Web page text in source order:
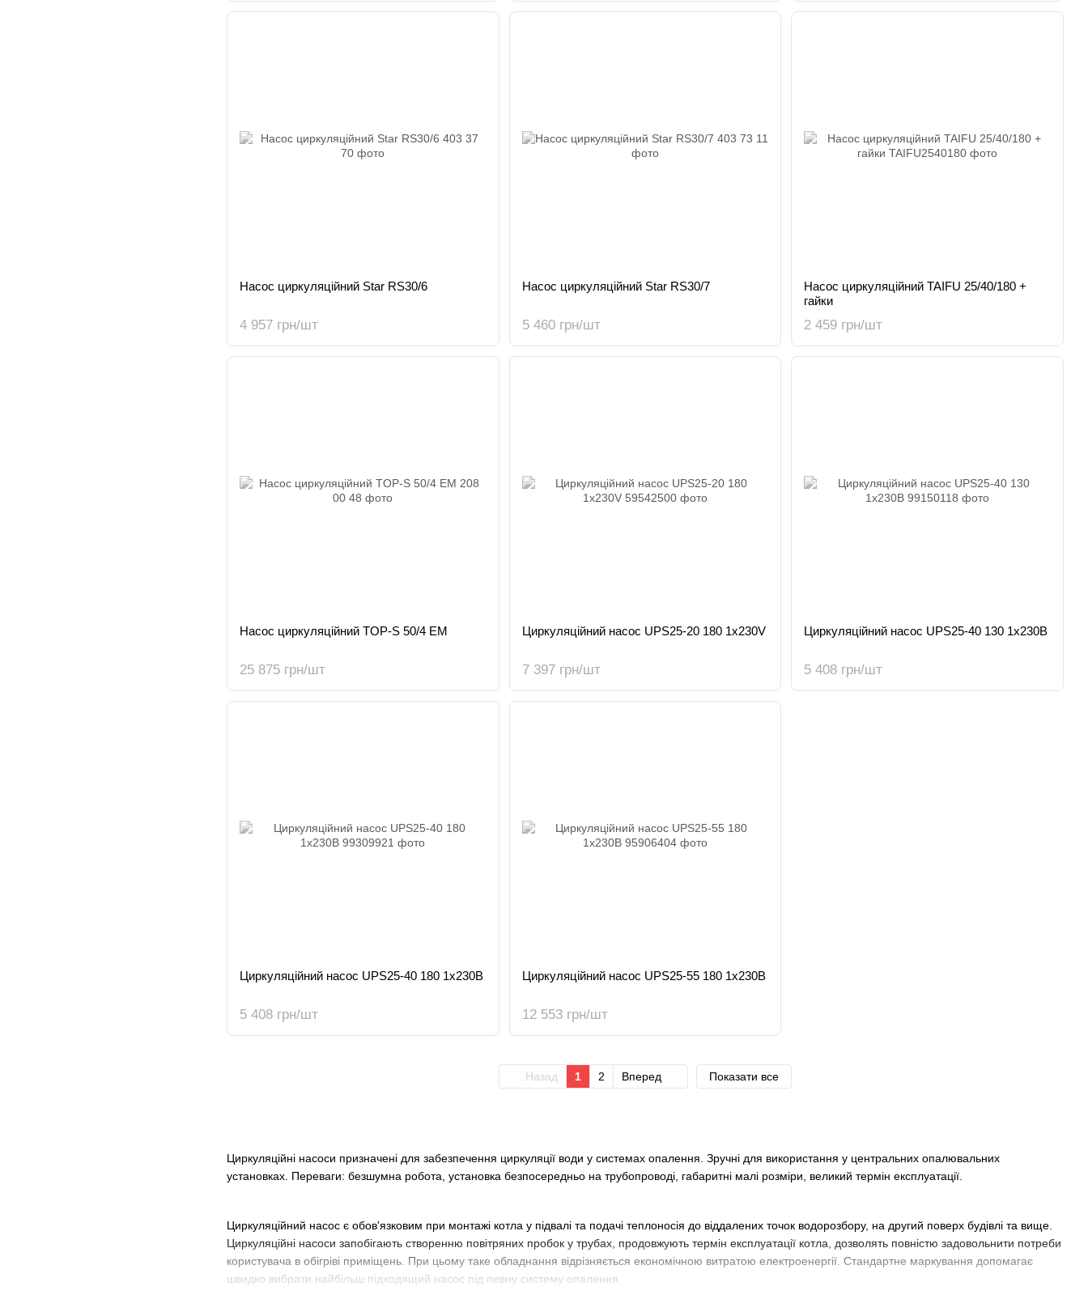
Циркуляційні насоси призначені для забезпечення циркуляції води у системах опалення. Зручні для використання у центральних опалювальних
установках. Переваги: безшумна робота, установка безпосередньо на трубопроводі, габаритні малі розміри, великий термін експлуатації.
Циркуляційний насос є обов'язковим при монтажі котла у підвалі та подачі теплоносія до віддалених точок водорозбору, на другий поверх будівлі та вище.
Циркуляційні насоси запобігають створенню повітряних пробок у трубах, продовжують термін експлуатації котла, дозволять повністю задовольнити потреби
користувача в обігріві приміщень. При цьому таке обладнання відрізняється економічною витратою електроенергії. Стандартне маркування допомагає
швидко вибрати найбільш підходящий насос під певну систему опалення.
Насос циркуляційний Star RS30/6
4 957 грн/шт
Насос циркуляційний Star RS30/7
5 460 грн/шт
Насос циркуляційний TAIFU 25/40/180 +
гайки
2 459 грн/шт
Насос циркуляційний TOP-S 50/4 EM
25 875 грн/шт
Циркуляційний насос UPS25-20 180 1x230V
7 397 грн/шт
Циркуляційний насос UPS25-40 130 1x230В
5 408 грн/шт
Циркуляційний насос UPS25-40 180 1x230В
5 408 грн/шт
Циркуляційний насос UPS25-55 180 1x230B
12 553 грн/шт
Назад 1 2 Вперед Показати все